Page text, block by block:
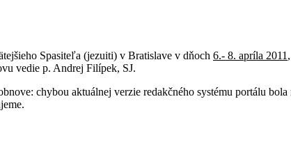
Spasiteľa (jezuiti) v Bratislave v dňoch 6.- 8. apríla 2011
vedie p. Andrej Filípek, SJ.
chybou aktuálnej verzie redakčného systému portálu